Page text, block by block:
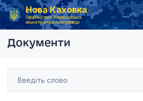
Нова Каховка
Офіційний сайт Новокаховської
міської територіальної громади
Головна Розпорядження Новокаховського міського голови 2018 рік
Документи